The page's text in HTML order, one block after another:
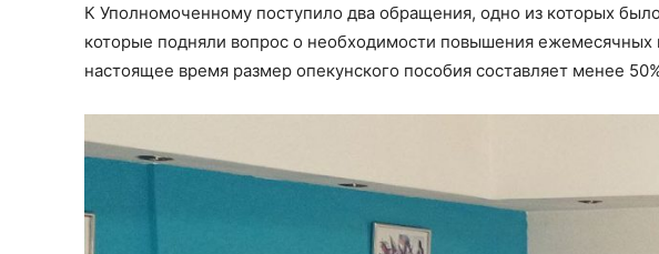
К Уполномоченному поступило два обращения, одно из которых
которые подняли вопрос о необходимости повышения ежемесячных
настоящее время размер опекунского пособия составляет менее